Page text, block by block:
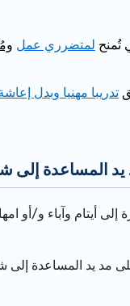
تُمنح لمتضرري عمل
تدريبا مهنيا وبدل
يد المساعدة
إلى أيتام وآباء و/
مد يد المساعدة